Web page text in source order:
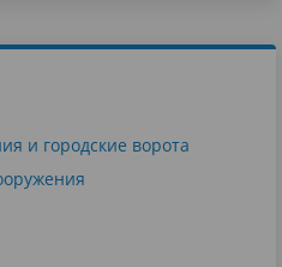
и городские ворота